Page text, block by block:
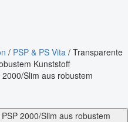
/ PSP & PS Vita / Transparente
Kunststoff